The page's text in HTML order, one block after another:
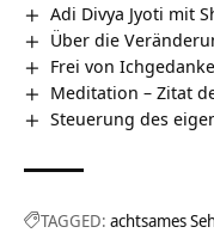
Adi Divya Jyoti mit
Über die
Frei von
Meditation – Zitat
Steuerung des
TAGGED: achtsames